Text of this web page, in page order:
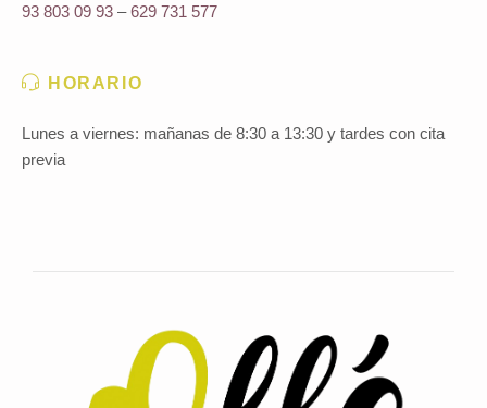
93 803 09 93–629 731 577
HORARIO
Lunes a viernes: mañanas de 8:30 a 13:30 y tardes con cita
previa